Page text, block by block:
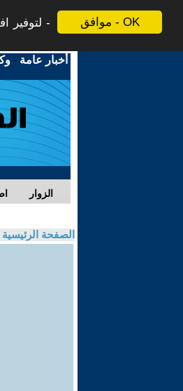
موافق - OK
لتوفير
أخبار عامة -
الزوار
الصفحة الرئيسية